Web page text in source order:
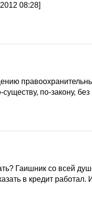
08:28]
по-закону,
Гаишник со всей
в кредит работал.